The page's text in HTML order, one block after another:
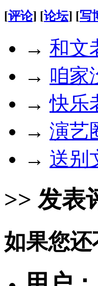
[评论] [论坛] [写
→ 和文
→ 咱家
→快乐
→ 演艺
→ 送别
>> 发表
如果您